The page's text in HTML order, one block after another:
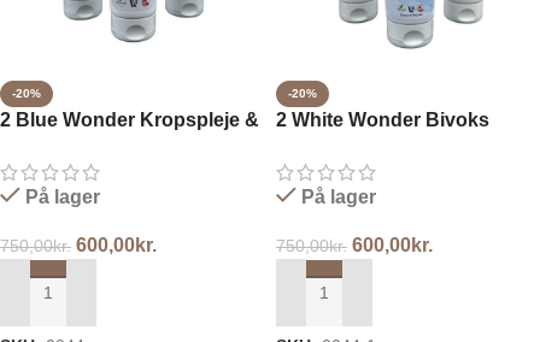
-20%
2 Blue Wonder Kropspleje &
salve 3x250ml
På lager
750,00kr. 600,00kr.
TILFØJ TIL KURV
-20%
2 White Wonder Bivoks
Kropspleje 3x250ml
På lager
750,00kr. 600,00kr.
TILFØJ TIL KURV